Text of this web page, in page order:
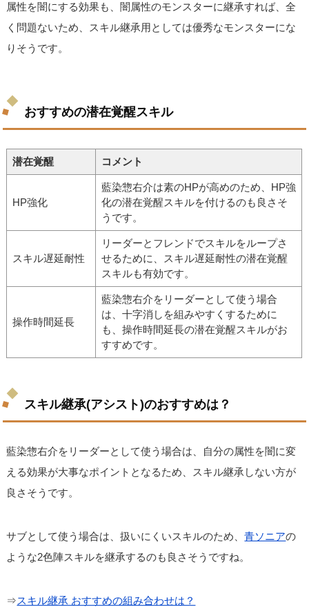
属性を闇にする効果も、闇属性のモンスターに継承すれば、全
く問題ないため、スキル継承用としては優秀なモンスターにな
りそうです。
おすすめの潜在覚醒スキル
潜在覚醒 コメント
HP強化
藍染惣右介は素のHPが高めのため、HP強
化の潜在覚醒スキルを付けるのも良さそ
うです。
スキル遅延耐性
リーダーとフレンドでスキルをループさ
せるために、スキル遅延耐性の潜在覚醒
スキルも有効です。
操作時間延長
藍染惣右介をリーダーとして使う場合
は、十字消しを組みやすくするために
も、操作時間延長の潜在覚醒スキルがお
すすめです。
スキル継承(アシスト)のおすすめは？
藍染惣右介をリーダーとして使う場合は、自分の属性を闇に変
える効果が大事なポイントとなるため、スキル継承しない方が
良さそうです。
サブとして使う場合は、扱いにくいスキルのため、青ソニアの
ような2色陣スキルを継承するのも良さそうですね。
⇒スキル継承 おすすめの組み合わせは？